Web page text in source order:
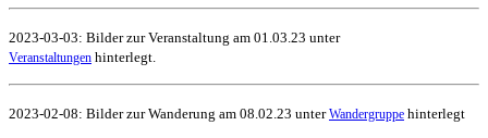
2023-03-03: Bilder zur Veranstaltung am 01.03.23 unter
Veranstaltungen hinterlegt.
2023-02-08: Bilder zur Wanderung am 08.02.23 unterWandergruppe hinterlegt